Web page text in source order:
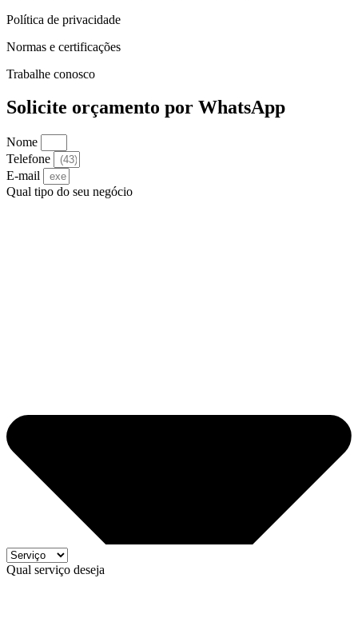
Política de privacidade
Normas e certificações
Trabalhe conosco
Solicite orçamento por WhatsApp
Nome
Telefone
E-mail
Qual tipo do seu negócio
Qual serviço deseja